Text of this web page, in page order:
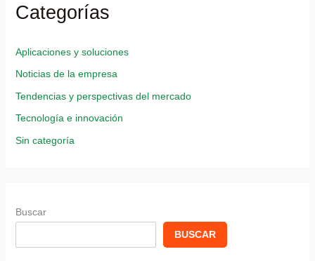
Categorías
Aplicaciones y soluciones
Noticias de la empresa
Tendencias y perspectivas del mercado
Tecnología e innovación
Sin categoría
Buscar
BUSCAR